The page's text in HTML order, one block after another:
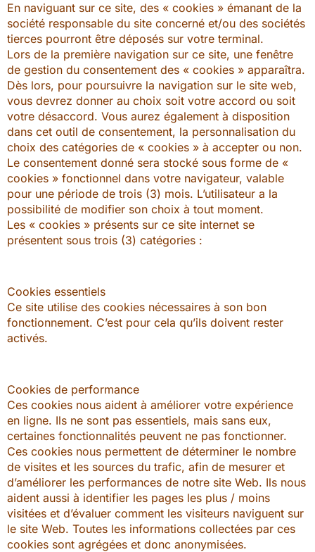
En naviguant sur ce site, des « cookies » émanant de la
société responsable du site concerné et/ou des sociétés
tierces pourront être déposés sur votre terminal.
Lors de la première navigation sur ce site, une fenêtre
de gestion du consentement des « cookies » apparaîtra.
Dès lors, pour poursuivre la navigation sur le site web,
vous devrez donner au choix soit votre accord ou soit
votre désaccord. Vous aurez également à disposition
dans cet outil de consentement, la personnalisation du
choix des catégories de « cookies » à accepter ou non.
Le consentement donné sera stocké sous forme de «
cookies » fonctionnel dans votre navigateur, valable
pour une période de trois (3) mois. L’utilisateur a la
possibilité de modifier son choix à tout moment.
Les « cookies » présents sur ce site internet se
présentent sous trois (3) catégories :
Cookies essentiels
Ce site utilise des cookies nécessaires à son bon
fonctionnement. C’est pour cela qu’ils doivent rester
activés.
Cookies de performance
Ces cookies nous aident à améliorer votre expérience
en ligne. Ils ne sont pas essentiels, mais sans eux,
certaines fonctionnalités peuvent ne pas fonctionner.
Ces cookies nous permettent de déterminer le nombre
de visites et les sources du trafic, afin de mesurer et
d’améliorer les performances de notre site Web. Ils nous
aident aussi à identifier les pages les plus / moins
visitées et d’évaluer comment les visiteurs naviguent sur
le site Web. Toutes les informations collectées par ces
cookies sont agrégées et donc anonymisées.